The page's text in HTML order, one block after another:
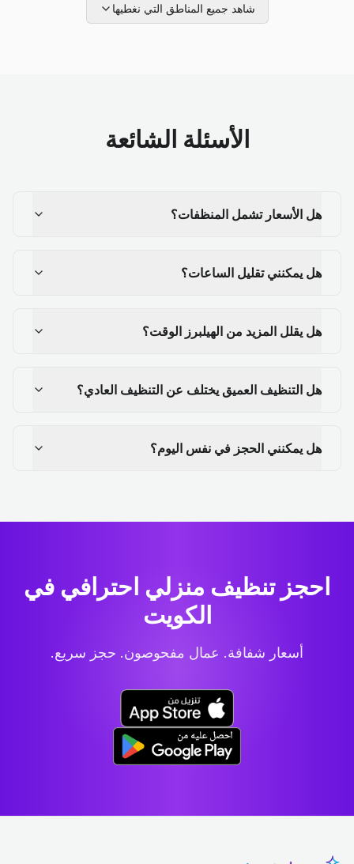
شاهد جميع المناطق التي نغطيها
الأسئلة الشائعة
هل الأسعار تشمل المنظفات؟
هل يمكنني تقليل الساعات؟
هل يقلل المزيد من الهيلبرز الوقت؟
هل التنظيف العميق يختلف عن التنظيف العادي؟
هل يمكنني الحجز في نفس اليوم؟
احجز تنظيف منزلي احترافي في
الكويت
أسعار شفافة. عمال مفحوصون. حجز سريع.